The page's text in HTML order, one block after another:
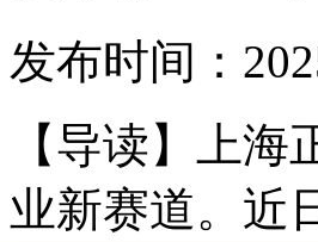
发布时间：
【导读】
上
业新赛道。近